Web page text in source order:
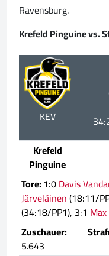
Ravensburg.
Krefeld Pinguine vs.
KEV
Krefeld
Pinguine
Tore:1:0Davis
Järveläinen(18:11/
(34:18/PP1), 3:1
Zuschauer:
5.643